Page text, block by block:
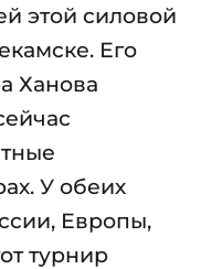
этой силовой
Его
Ханова
У обеих
Европы,
турнир